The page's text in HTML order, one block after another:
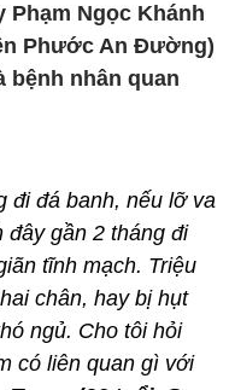
Ngọc Khánh
Phước An Đường)
bệnh nhân quan
đi đá banh, nếu lỡ va
đây gần 2 tháng đi
tĩnh mạch. Triệu
chân, hay bị hụt
ngủ. Cho tôi hỏi
có liên quan gì với